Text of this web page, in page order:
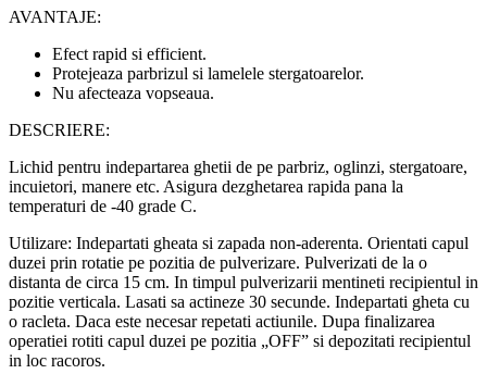
AVANTAJE:
Efect rapid si efficient.
Protejeaza parbrizul si lamelele stergatoarelor.
Nu afecteaza vopseaua.
DESCRIERE:
Lichid pentru indepartarea ghetii de pe parbriz, oglinzi, stergatoare,
incuietori, manere etc. Asigura dezghetarea rapida pana la
temperaturi de -40 grade C.
Utilizare: Indepartati gheata si zapada non-aderenta. Orientati capul
duzei prin rotatie pe pozitia de pulverizare. Pulverizati de la o
distanta de circa 15 cm. In timpul pulverizarii mentineti recipientul in
pozitie verticala. Lasati sa actineze 30 secunde. Indepartati gheta cu
o racleta. Daca este necesar repetati actiunile. Dupa finalizarea
operatiei rotiti capul duzei pe pozitia „OFF” si depozitati recipientul
in loc racoros.